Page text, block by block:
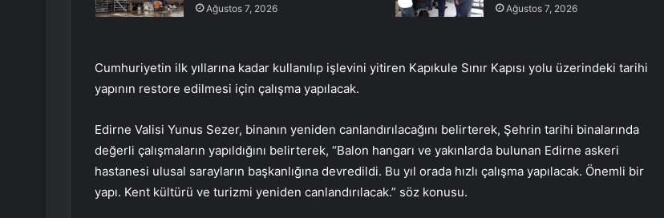
Ağustos 7, 2026 Ağustos 7, 2026
Cumhuriyetin ilk yıllarına kadar kullanılıp işlevini yitiren Kapıkule Sınır Kapısı yolu üzerindeki tarihi
yapının restore edilmesi için çalışma yapılacak.
Edirne Valisi Yunus Sezer, binanın yeniden canlandırılacağını belirterek, Şehrin tarihi binalarında
değerli çalışmaların yapıldığını belirterek, “Balon hangarı ve yakınlarda bulunan Edirne askeri
hastanesi ulusal sarayların başkanlığına devredildi. Bu yıl orada hızlı çalışma yapılacak. Önemli bir
yapı. Kent kültürü ve turizmi yeniden canlandırılacak.” söz konusu.